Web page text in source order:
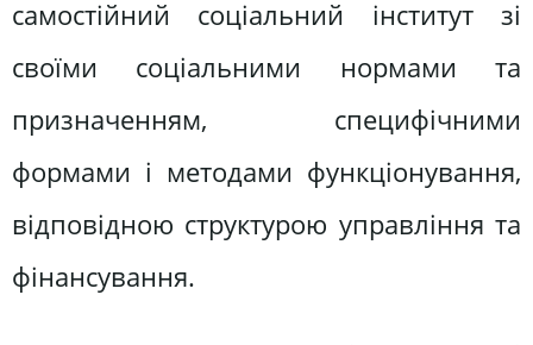
самостійний соціальний інститут зі
своїми соціальними нормами та
призначенням, специфічними
формами і методами функціонування,
відповідною структурою управління та
фінансування.